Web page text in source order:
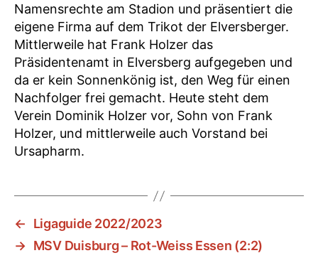
Namensrechte am Stadion und präsentiert die
eigene Firma auf dem Trikot der Elversberger.
Mittlerweile hat Frank Holzer das
Präsidentenamt in Elversberg aufgegeben und
da er kein Sonnenkönig ist, den Weg für einen
Nachfolger frei gemacht. Heute steht dem
Verein Dominik Holzer vor, Sohn von Frank
Holzer, und mittlerweile auch Vorstand bei
Ursapharm.
←
Ligaguide 2022/2023
→ MSV Duisburg – Rot-Weiss Essen (2:2)